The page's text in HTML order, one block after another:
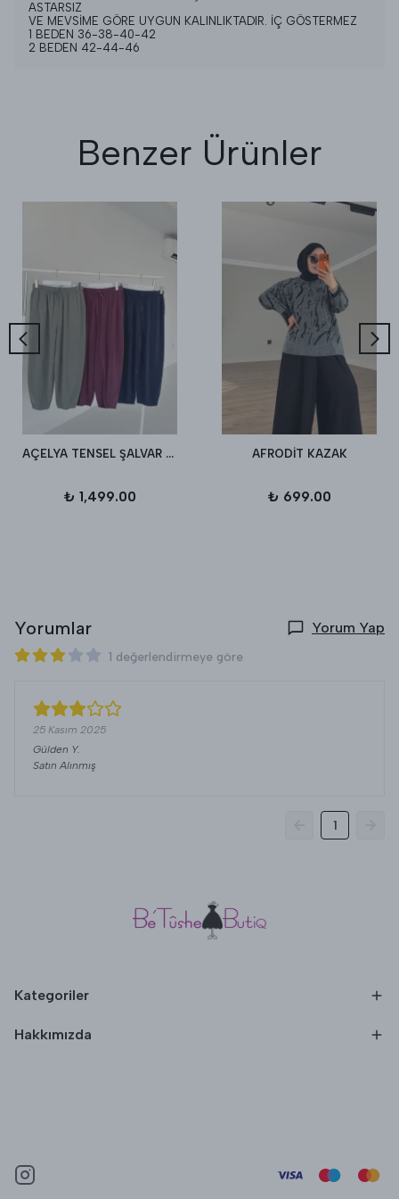
ASTARSIZ
VE MEVSİME GÖRE UYGUN KALINLIKTADIR. İÇ GÖSTERMEZ
1 BEDEN 36-38-40-42
2 BEDEN 42-44-46
Benzer Ürünler
AÇELYA TENSEL ŞALVAR PANTALON
₺ 1,499.00
AFRODİT KAZAK
₺ 699.00
Yorumlar Yorum Yap
1 değerlendirmeye göre
25 Kasım 2025
Gülden Y.
Satın Alınmış
1
Kategoriler
Hakkımızda